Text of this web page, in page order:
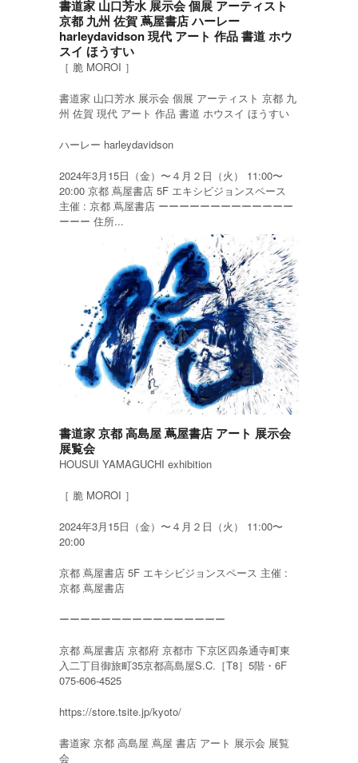
書道家 山口芳水 展示会 個展 アーティスト
京都 九州 佐賀 蔦屋書店 ハーレー
harleydavidson 現代 アート 作品 書道 ホウ
スイ ほうすい
［ 脆 MOROI ］
書道家 山口芳水 展示会 個展 アーティスト 京都 九
州 佐賀 現代 アート 作品 書道 ホウスイ ほうすい
ハーレー harleydavidson
2024年3月15日（金）〜４月２日（火） 11:00〜
20:00 京都 蔦屋書店 5F エキシビジョンスペース
主催 : 京都 蔦屋書店 ーーーーーーーーーーーーー
ーーー 住所...
書道家 京都 高島屋 蔦屋書店 アート 展示会
展覧会
HOUSUI YAMAGUCHI exhibition
［ 脆 MOROI ］
2024年3月15日（金）〜４月２日（火） 11:00〜
20:00
京都 蔦屋書店 5F エキシビジョンスペース 主催 :
京都 蔦屋書店
ーーーーーーーーーーーーーーーー
京都 蔦屋書店 京都府 京都市 下京区四条通寺町東
入二丁目御旅町35京都高島屋S.C.［T8］5階・6F
075-606-4525
https://store.tsite.jp/kyoto/
書道家 京都 高島屋 蔦屋 書店 アート 展示会 展覧
会